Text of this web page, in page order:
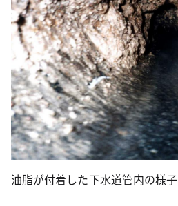
油脂が付着した下水道管内の様子